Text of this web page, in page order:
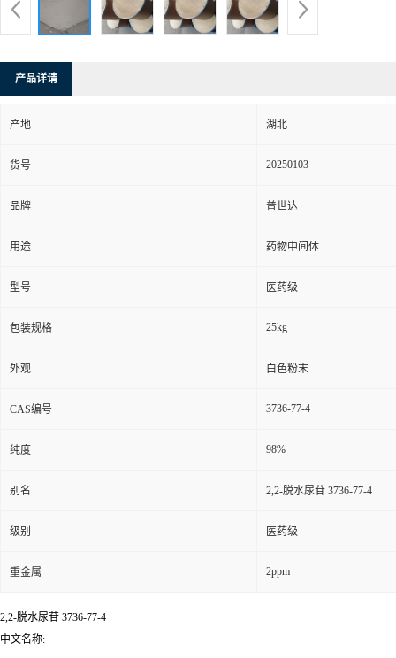
产品详请
产地 湖北
货号 20250103
品牌 普世达
用途 药物中间体
型号 医药级
包装规格 25kg
外观 白色粉末
CAS编号 3736-77-4
纯度 98%
别名 2,2-脱水尿苷 3736-77-4
级别 医药级
重金属 2ppm
2,2-脱水尿苷 3736-77-4
中文名称: